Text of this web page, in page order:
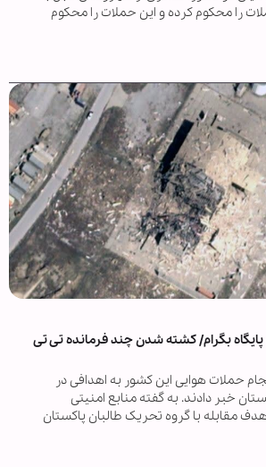
را محکوم کرده و این حملات را محکوم
بگرام/ کشته شدن چند فرمانده تی تی
حملات هوایی این کشور به اهدافی در
خبر دادند. به گفته منابع امنیتی
هدف مقابله با گروه تحریک طالبان پاکستان